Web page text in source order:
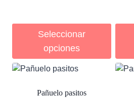
Seleccionar
opciones
Pañuelo pasitos